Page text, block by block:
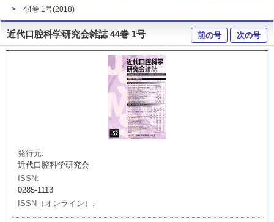
44巻 1号(2018)
近代口腔科学研究会雑誌 44巻 1号 前の号 次の号
発行元
近代口腔科学研究会
ISSN
0285-1113
ISSN（オンライン）